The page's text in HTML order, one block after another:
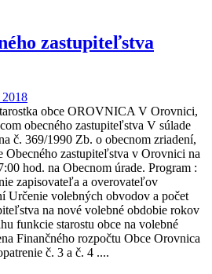
zastupiteľstva
obce OROVNICA V Orovnici,
obecného zastupiteľstva V súlade
č. 369/1990 Zb. o obecnom zriadení,
Obecného zastupiteľstva v Orovnici na
hod. na Obecnom úrade. Program :
zapisovateľa a overovateľov
Určenie volebných obvodov a počet
na nové volebné obdobie rokov
funkcie starostu obce na volebné
Finančného rozpočtu Obce Orovnica
č. 3 a č. 4 ....